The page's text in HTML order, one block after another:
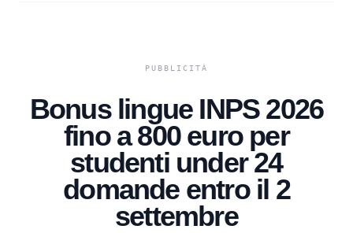
Bonus lingue INPS 2026
fino a 800 euro per
studenti under 24
domande entro il 2
settembre